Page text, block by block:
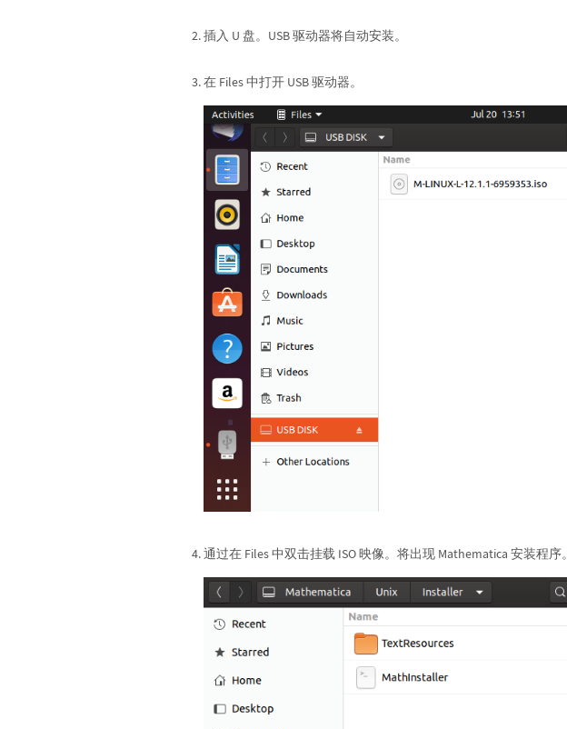
插入 U 盘。USB 驱动器将自动安装。
在 Files 中打开 USB 驱动器。
通过在 Files 中双击挂载 ISO 映像。将出现 Mathematica 安装程序。